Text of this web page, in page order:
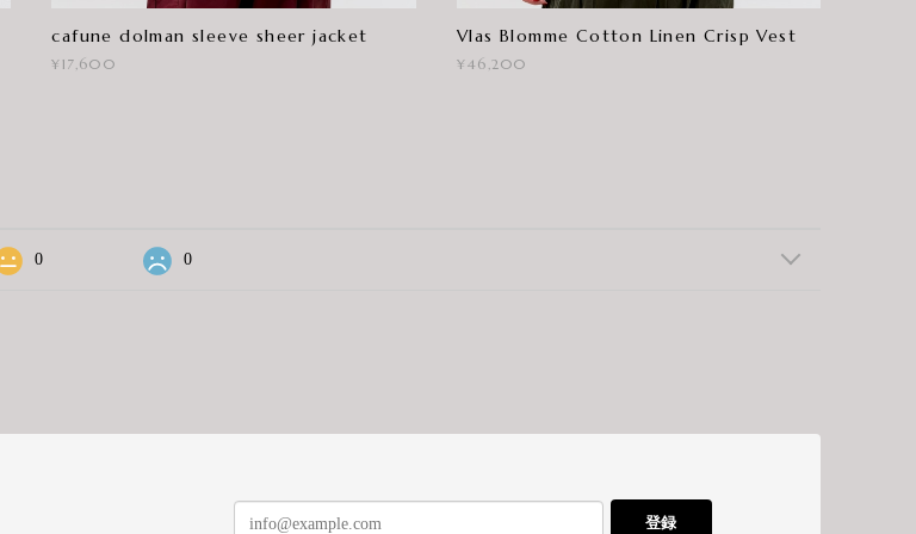
cafune dolman sleeve sheer jacket
¥17,600
Vlas Blomme Cotton Linen Crisp Vest
¥46,200
0 0
登録